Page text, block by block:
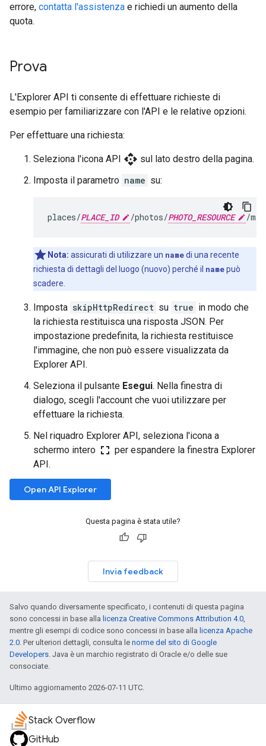
errore, contatta l'assistenza e richiedi un aumento della
quota.
Prova
L'Explorer API ti consente di effettuare richieste di
esempio per familiarizzare con l'API e le relative opzioni.
Per effettuare una richiesta:
Seleziona l'icona API api sul lato destro della pagina.
Imposta il parametro name su:
places/PLACE_ID /photos/PHOTO_RESOURCE /
Nota: assicurati di utilizzare un namedi una recente
richiesta di dettagli del luogo (nuovo) perché il namepuò
scadere.
Imposta skipHttpRedirect su true in modo che
la richiesta restituisca una risposta JSON. Per
impostazione predefinita, la richiesta restituisce
l'immagine, che non può essere visualizzata da
Explorer API.
Seleziona il pulsante Esegui. Nella finestra di
dialogo, scegli l'account che vuoi utilizzare per
effettuare la richiesta.
Nel riquadro Explorer API, seleziona l'icona a
schermo intero fullscreen per espandere la finestra Explorer
API.
Open API Explorer
Questa pagina è stata utile?
Invia feedback
Salvo quando diversamente specificato, i contenuti di questa pagina
sono concessi in base alla licenza Creative Commons Attribution 4.0,
mentre gli esempi di codice sono concessi in base alla licenza Apache
2.0. Per ulteriori dettagli, consulta le norme del sito di Google
Developers. Java è un marchio registrato di Oracle e/o delle sue
consociate.
Ultimo aggiornamento 2026-07-11 UTC.
Stack Overflow
GitHub